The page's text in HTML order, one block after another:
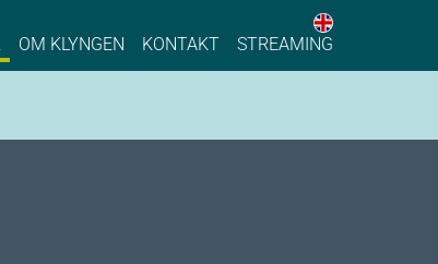
Process Industry
OM KLYNGEN KONTAKT STREAMING
English